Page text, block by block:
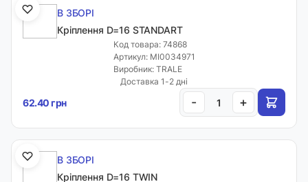
В ЗБОРІ
Кріплення D=16 STANDART
Код товара: 74868
Артикул: MI0034971
Виробник: TRALE
Доставка 1-2 дні
62.40 грн - +
В ЗБОРІ
Кріплення D=16 TWIN